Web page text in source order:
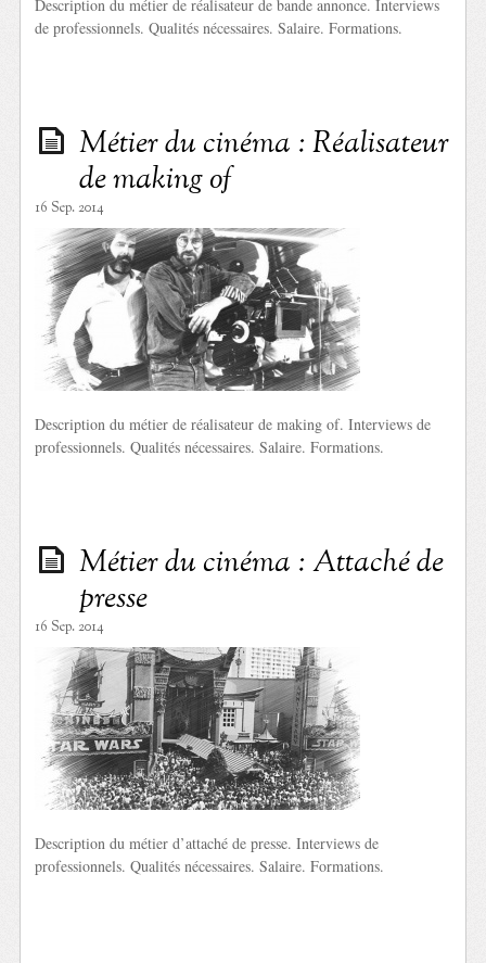
Description du métier de réalisateur de bande annonce. Interviews
de professionnels. Qualités nécessaires. Salaire. Formations.
Métier du cinéma : Réalisateur
de making of
16 Sep. 2014
Description du métier de réalisateur de making of. Interviews de
professionnels. Qualités nécessaires. Salaire. Formations.
Métier du cinéma : Attaché de
presse
16 Sep. 2014
Description du métier d’attaché de presse. Interviews de
professionnels. Qualités nécessaires. Salaire. Formations.